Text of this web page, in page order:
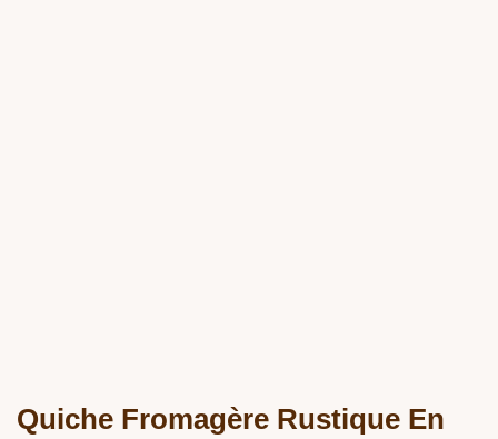
Quiche Fromagère Rustique En